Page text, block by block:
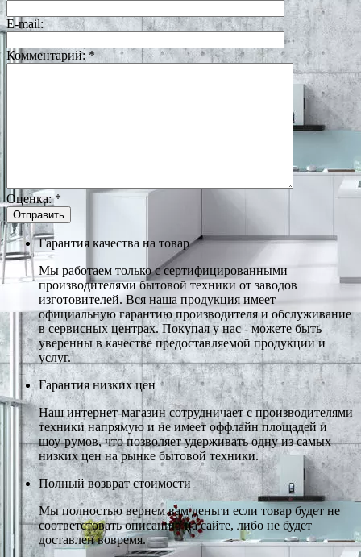
E-mail:
Комментарий: *
Оценка:*
Гарантия качества на товар
Мы работаем только с сертифицированными
производителями бытовой техники от заводов
изготовителей. Вся наша продукция имеет
официальную гарантию производителя и обслуживание
в сервисных центрах. Покупая у нас - можете быть
уверенны в качестве предоставляемой продукции и
услуг.
Гарантия низких цен
Наш интернет-магазин сотрудничает с производителями
техники напрямую и не имеет оффлайн площадей и
шоу-румов, что позволяет удерживать одну из самых
низких цен на рынке бытовой техники.
Полный возврат стоимости
Мы полностью вернем вам деньги если товар будет не
соответстовать описанию на сайте, либо не будет
доставлен вовремя.